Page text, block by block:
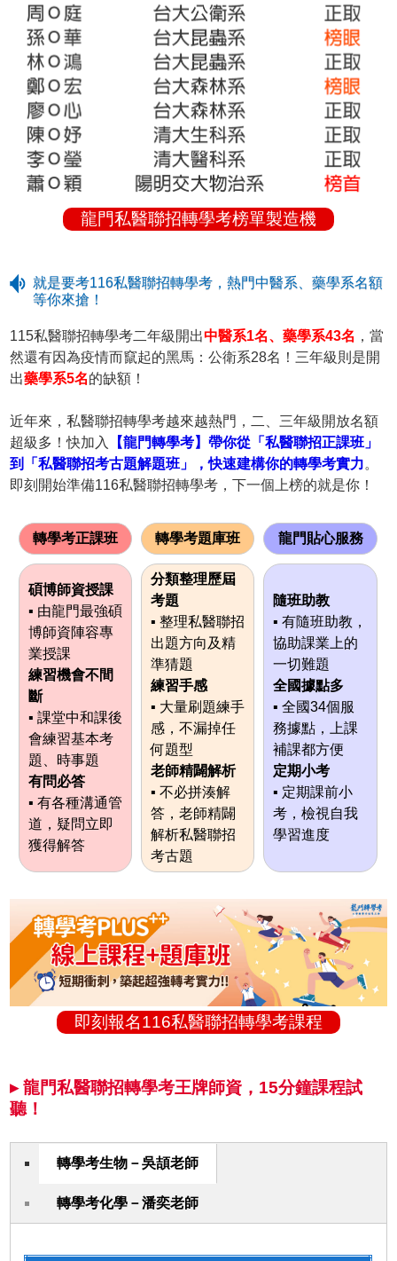
龍門私醫聯招轉學考榜單製造機
就是要考116私醫聯招轉學考，熱門中醫系、藥學系名額
等你來搶！
115私醫聯招轉學考二年級開出中醫系1名、藥學系43名 ，當
然還有因為疫情而竄起的黑馬：公衛系28名！三年級則是開
出藥學系5名的缺額！
近年來，私醫聯招轉學考越來越熱門，二、三年級開放名額
超級多！快加入
【龍門轉學考】帶你從「私醫聯招正課班」
到「私醫聯招考古題解題班」，快速建構你的轉學考實力。
即刻開始準備116私醫聯招轉學考，下一個上榜的就是你！
轉學考正課班 轉學考題庫班 龍門貼心服務
碩博師資授課
▪ 由龍門最強碩
博師資陣容專
業授課
練習機會不間
斷
▪ 課堂中和課後
會練習基本考
題、時事題
有問必答
▪ 有各種溝通管
道，疑問立即
獲得解答
分類整理歷屆
考題
▪ 整理私醫聯招
出題方向及精
準猜題
練習手感
▪ 大量刷題練手
感，不漏掉任
何題型
老師精闢解析
▪ 不必拼湊解
答，老師精闢
解析私醫聯招
考古題
隨班助教
▪ 有隨班助教，
協助課業上的
一切難題
全國據點多
▪ 全國34個服
務據點，上課
補課都方便
定期小考
▪ 定期課前小
考，檢視自我
學習進度
即刻報名116私醫聯招轉學考課程
▸ 龍門私醫聯招轉學考王牌師資，15分鐘課程試
聽！
轉學考生物－吳頡老師
轉學考化學－潘奕老師